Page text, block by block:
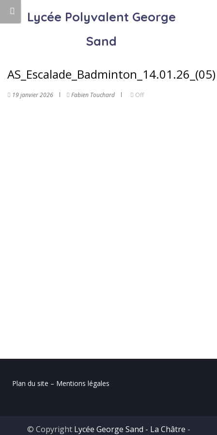
Lycée Polyvalent George
Sand
AS_Escalade_Badminton_14.01.26_(05)
19 janvier 2026 Fabien Touchard Off
Plan du site – Mentions légales
© Copyright Lycée George Sand - La Châtre -